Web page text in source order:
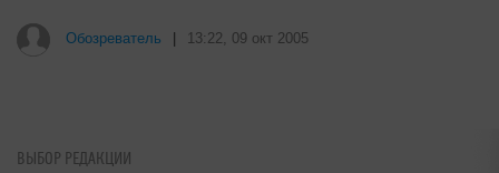
ВЫБОР РЕДАКЦИИ